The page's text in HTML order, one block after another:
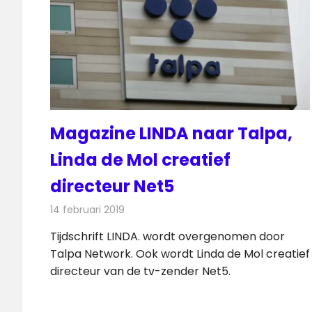
Magazine LINDA naar Talpa,
Linda de Mol creatief
directeur Net5
14 februari 2019
Tijdschrift LINDA. wordt overgenomen door
Talpa Network. Ook wordt Linda de Mol creatief
directeur van de tv-zender Net5.